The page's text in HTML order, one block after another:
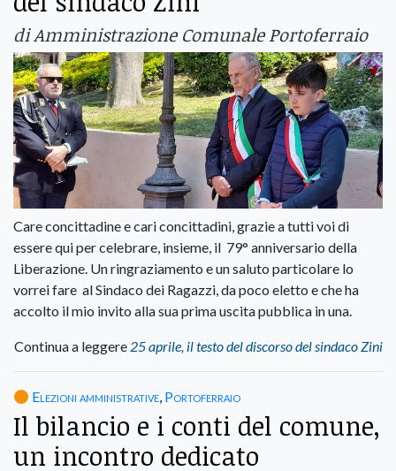
di Amministrazione Comunale Portoferraio
Care concittadine e cari concittadini, grazie a tutti voi di
essere qui per celebrare, insieme, il 79° anniversario della
Liberazione. Un ringraziamento e un saluto particolare lo
vorrei fare al Sindaco dei Ragazzi, da poco eletto e che ha
accolto il mio invito alla sua prima uscita pubblica in una.
Continua a leggere 25 aprile, il testo del discorso del sindaco Zini
Elezioni amministrative, Portoferraio
Il bilancio e i conti del comune,
un incontro dedicato